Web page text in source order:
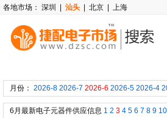
各地市场： 深圳 汕头 北京 上海
月份： 2026-8 2026-7 2026-6 2026-5 2026-4
6月最新电子元器件供应信息 1 2 3 4 5 6 7 8 9 10